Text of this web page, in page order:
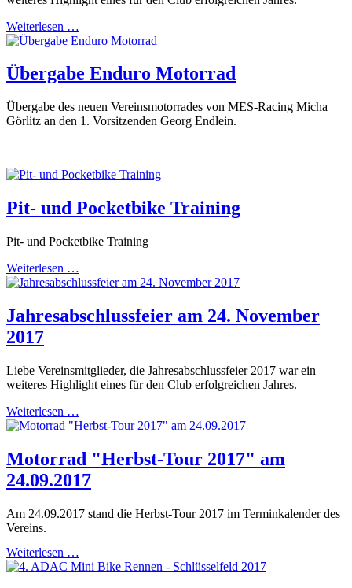
Weiterlesen …
Übergabe Enduro Motorrad
Übergabe des neuen Vereinsmotorrades von MES-Racing Micha
Görlitz an den 1. Vorsitzenden Georg Endlein.
Pit- und Pocketbike Training
Pit- und Pocketbike Training
Weiterlesen …
Jahresabschlussfeier am 24. November
2017
Liebe Vereinsmitglieder, die Jahresabschlussfeier 2017 war ein
weiteres Highlight eines für den Club erfolgreichen Jahres.
Weiterlesen …
Motorrad "Herbst-Tour 2017" am
24.09.2017
Am 24.09.2017 stand die Herbst-Tour 2017 im Terminkalender des
Vereins.
Weiterlesen …